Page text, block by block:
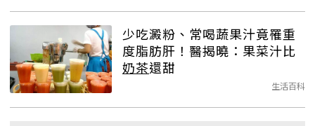
少吃澱粉、常喝蔬果汁竟罹重
度脂肪肝！醫揭曉：果菜汁比
奶茶還甜
生活百科